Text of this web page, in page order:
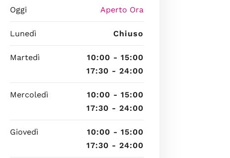
Oggi Aperto Ora
Lunedì Chiuso
Martedì
10:00 - 15:00
17:30 - 24:00
Mercoledì
10:00 - 15:00
17:30 - 24:00
Giovedì
10:00 - 15:00
17:30 - 24:00